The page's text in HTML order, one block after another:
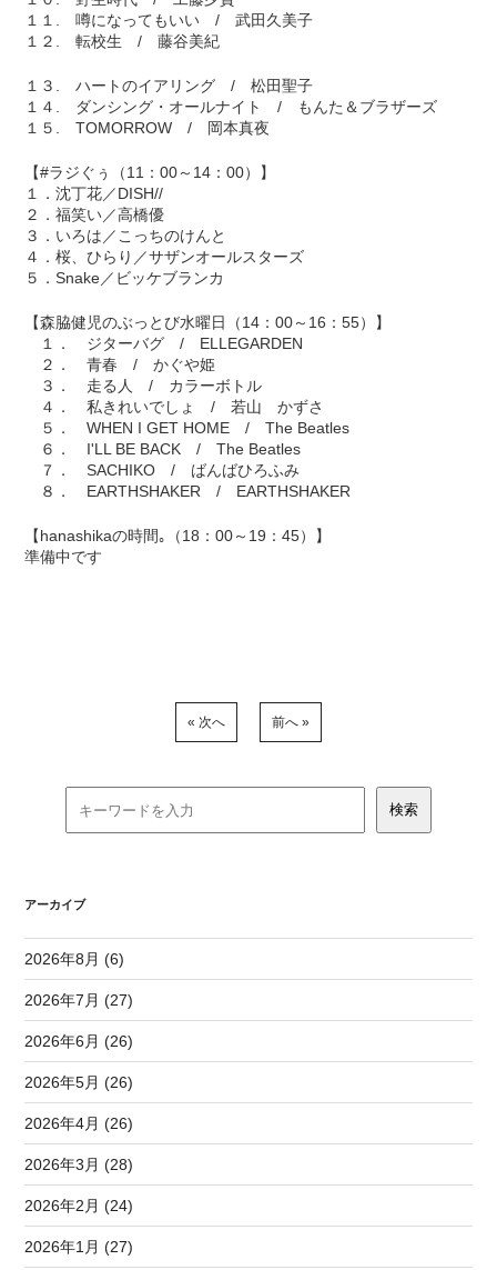
１１. 噂になってもいい / 武田久美子
１２. 転校生 / 藤谷美紀
１３. ハートのイアリング / 松田聖子
１４. ダンシング・オールナイト / もんた＆ブラザーズ
１５. TOMORROW / 岡本真夜
【#ラジぐぅ（11：00～14：00）】
１．沈丁花／DISH//
２．福笑い／高橋優
３．いろは／こっちのけんと
４．桜、ひらり／サザンオールスターズ
５．Snake／ビッケブランカ
【森脇健児のぶっとび水曜日（14：00～16：55）】
１． ジターバグ / ELLEGARDEN
２． 青春 / かぐや姫
３． 走る人 / カラーボトル
４． 私きれいでしょ / 若山 かずさ
５． WHEN I GET HOME / The Beatles
６． I'LL BE BACK / The Beatles
７． SACHIKO / ばんばひろふみ
８． EARTHSHAKER / EARTHSHAKER
【hanashikaの時間｡（18：00～19：45）】
準備中です
« 次へ 前へ »
アーカイブ
2026年8月 (6)
2026年7月 (27)
2026年6月 (26)
2026年5月 (26)
2026年4月 (26)
2026年3月 (28)
2026年2月 (24)
2026年1月 (27)